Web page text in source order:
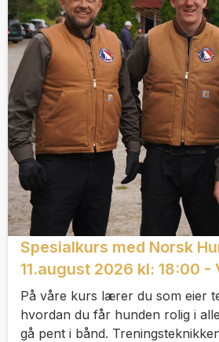
Spesialkurs med Norsk
11.august 2026 kl: 18:00 -
På våre kurs lærer du som eier
hvordan du får hunden rolig i
gå pent i bånd.